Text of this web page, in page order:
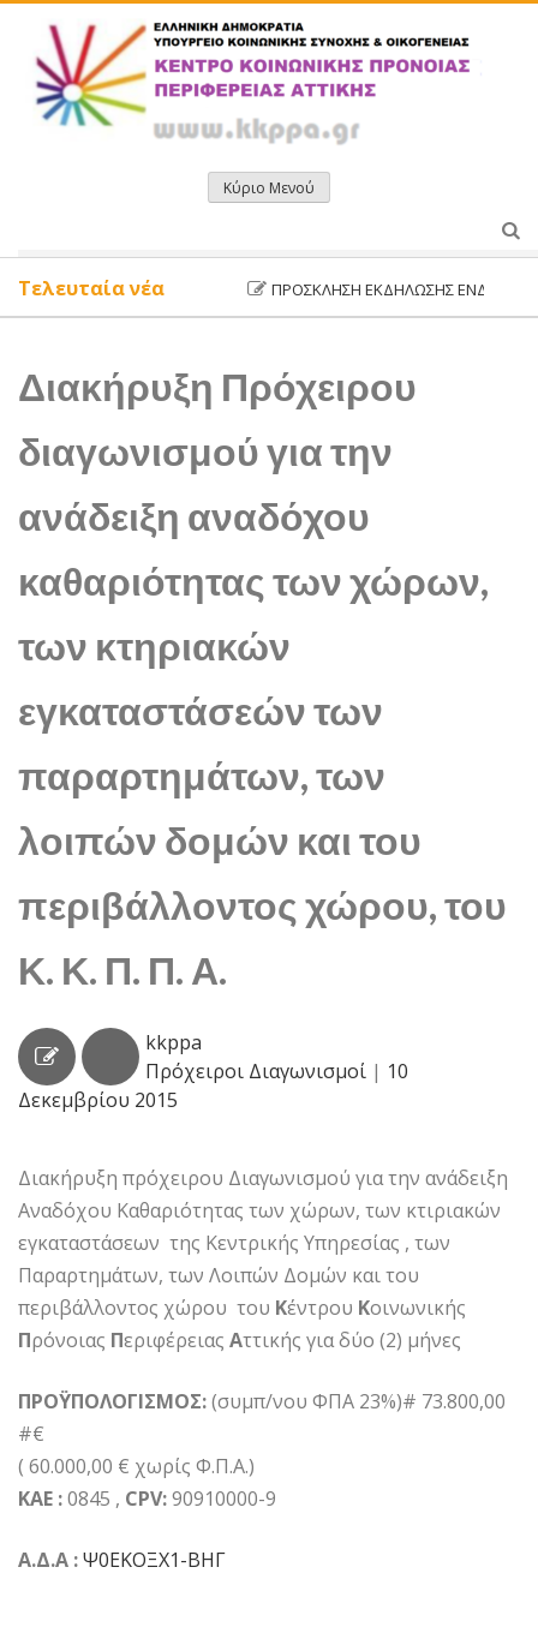
περιεχόμενο
Κύριο Μενού
ΠΡΌΣΚΛΗΣΗ ΕΚΔΉΛΩΣΗΣ
Τελευταία νέα
Διακήρυξη Πρόχειρου
διαγωνισμού για την
ανάδειξη αναδόχου
καθαριότητας των χώρων,
των κτηριακών
εγκαταστάσεών των
παραρτημάτων, των
λοιπών δομών και του
περιβάλλοντος χώρου, του
Κ. Κ. Π. Π. Α.
kkppa
Πρόχειροι Διαγωνισμοί | 10
Δεκεμβρίου 2015
Διακήρυξη πρόχειρου Διαγωνισμού για την ανάδειξη
Αναδόχου Καθαριότητας των χώρων, των κτιριακών
εγκαταστάσεων της Κεντρικής Υπηρεσίας , των
Παραρτημάτων, των Λοιπών Δομών και του
περιβάλλοντος χώρου του Κέντρου Κοινωνικής
Πρόνοιας Περιφέρειας Αττικής για δύο (2) μήνες
ΠΡΟΫΠΟΛΟΓΙΣΜΟΣ:(συμπ/νου ΦΠΑ 23%)# 73.800,00
#€
( 60.000,00 € χωρίς Φ.Π.Α.)
ΚΑΕ :0845 , CPV:90910000-9
Α.Δ.Α :Ψ0ΕΚΟΞΧ1-ΒΗΓ